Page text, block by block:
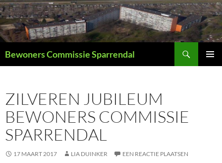
Ga
naar
de
inhoud
Bewoners Commissie Sparrendal
ZILVEREN JUBILEUM
BEWONERS COMMISSIE
SPARRENDAL
17 MAART 2017 LIA DUINKER EEN REACTIE PLAATSEN